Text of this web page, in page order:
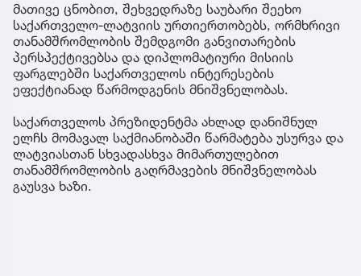
მათივე ცნობით, შეხვედრაზე საუბარი შეეხო
საქართველო-ლატვიის ურთიერთობებს, ორმხრივი
თანამშრომლობის შემდგომი განვითარების
პერსპექტივებსა და დიპლომატიური მისიის
ფარგლებში საქართველოს ინტერესების
ეფექტიანად წარმოდგენის მნიშვნელობას.
საქართველოს პრეზიდენტმა ახლად დანიშნულ
ელჩს მომავალ საქმიანობაში წარმატება უსურვა და
ლატვიასთან სხვადასხვა მიმართულებით
თანამშრომლობის გაღრმავების მნიშვნელობას
გაუსვა ხაზი.